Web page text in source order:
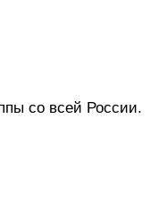
со всей России.